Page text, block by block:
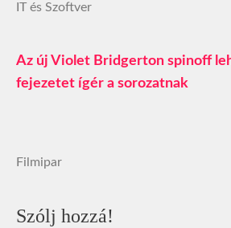
IT és Szoftver
Az új Violet Bridgerton spinoff
fejezetet ígér a sorozatnak
Filmipar
Szólj hozzá!